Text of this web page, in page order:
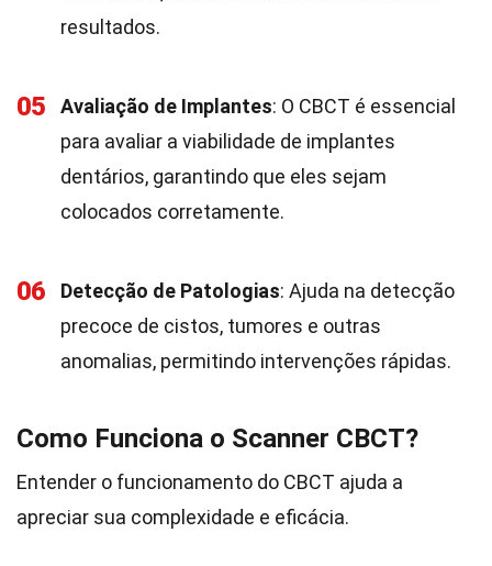
resultados.
05 Avaliação de Implantes: O CBCT é essencial
para avaliar a viabilidade de implantes
dentários, garantindo que eles sejam
colocados corretamente.
06 Detecção de Patologias: Ajuda na detecção
precoce de cistos, tumores e outras
anomalias, permitindo intervenções rápidas.
Como Funciona o Scanner CBCT?
Entender o funcionamento do CBCT ajuda a
apreciar sua complexidade e eficácia.